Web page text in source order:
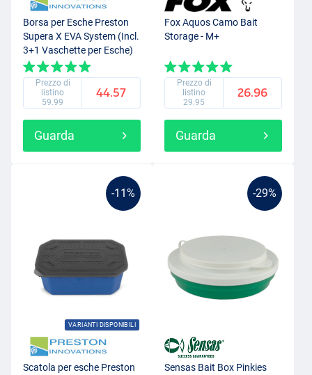
Borsa per Esche Preston
Supera X EVA System (Incl.
3+1 Vaschette per Esche)
Prezzo di
listino
59.99
44.57
Guarda
Fox Aquos Camo Bait
Storage - M+
Prezzo di
listino
29.95
26.96
Guarda
-11%
VARIANTI DISPONIBILI
Scatola per esche Preston
-29%
Sensas Bait Box Pinkies